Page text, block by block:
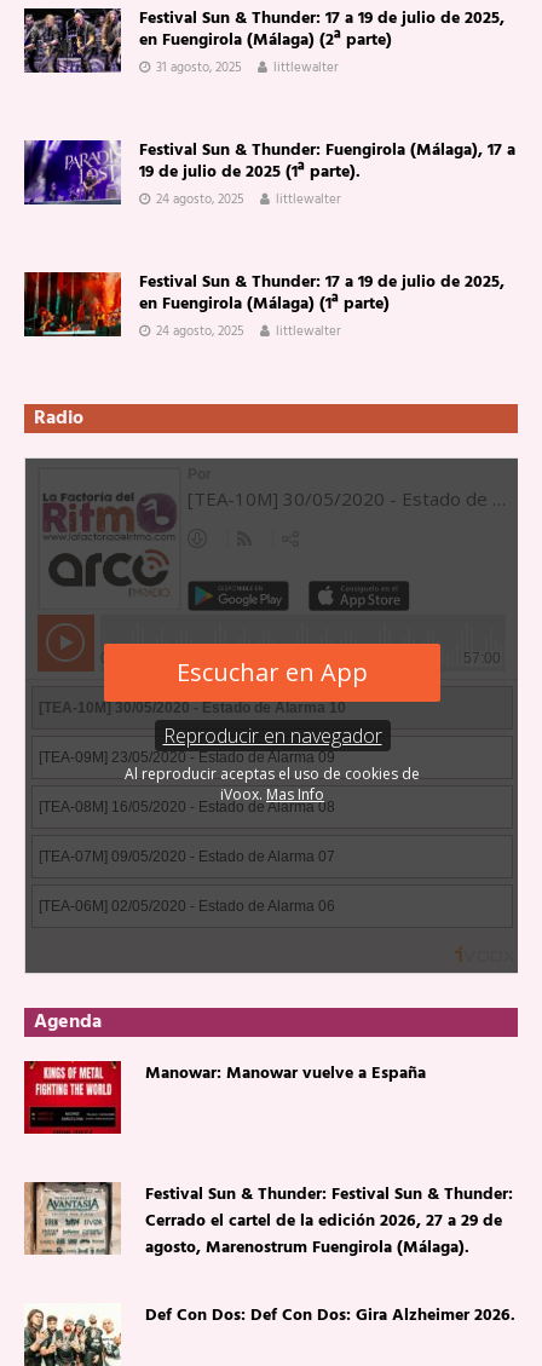
Festival Sun & Thunder: 17 a 19 de julio de 2025,
en Fuengirola (Málaga) (2ª parte)
31 agosto, 2025 littlewalter
Festival Sun & Thunder: Fuengirola (Málaga), 17 a
19 de julio de 2025 (1ª parte).
24 agosto, 2025 littlewalter
Festival Sun & Thunder: 17 a 19 de julio de 2025,
en Fuengirola (Málaga) (1ª parte)
24 agosto, 2025 littlewalter
Radio
Agenda
Manowar: Manowar vuelve a España
Festival Sun & Thunder: Festival Sun & Thunder:
Cerrado el cartel de la edición 2026, 27 a 29 de
agosto, Marenostrum Fuengirola (Málaga).
Def Con Dos: Def Con Dos: Gira Alzheimer 2026.